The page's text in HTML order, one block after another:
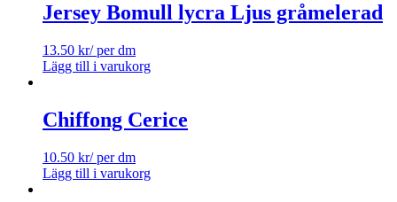
Jersey Bomull lycra Ljus gråmelerad
13.50 kr/ per dm
Lägg till i varukorg
Chiffong Cerice
10.50 kr/ per dm
Lägg till i varukorg